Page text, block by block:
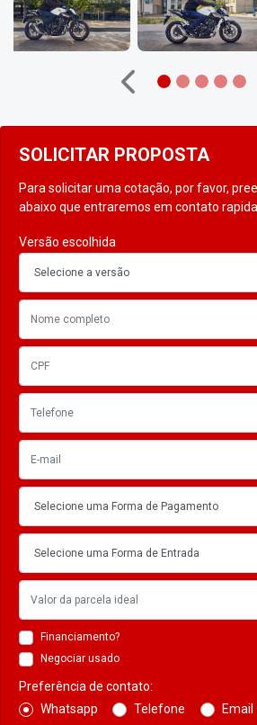
SOLICITAR PROPOSTA
Para solicitar uma cotação, por favor,
abaixo que entraremos em contato
Versão escolhida
Financiamento?
Negociar usado
Preferência de contato:
Whatsapp
Telefone Email
Anterior